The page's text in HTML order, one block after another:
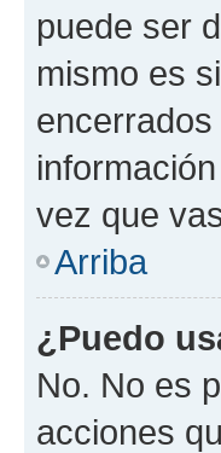
puede ser
mismo es
vez que
Arriba
¿Puedo
No. No es
acciones